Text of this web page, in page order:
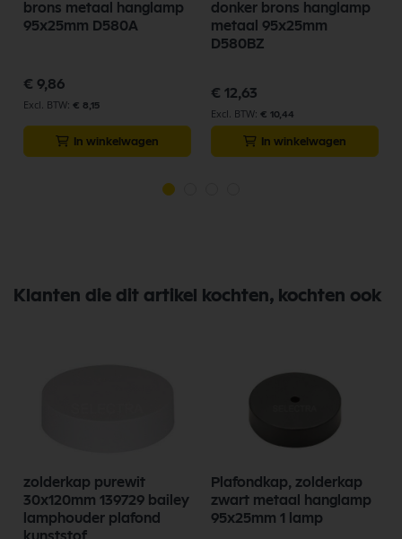
brons metaal hanglamp
95x25mm D580A
€ 9,86
€ 8,15
In winkelwagen
donker brons hanglamp
metaal 95x25mm
D580BZ
€ 12,63
€ 10,44
In winkelwagen
Klanten die dit artikel kochten, kochten ook
zolderkap purewit
30x120mm 139729 bailey
lamphouder plafond
Plafondkap, zolderkap
zwart metaal hanglamp
95x25mm 1 lamp